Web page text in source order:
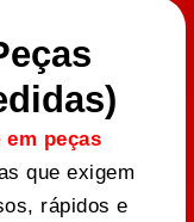
peças
que exigem
rápidos e